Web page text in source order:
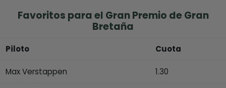
Favoritos para el Gran Premio de Gran
Bretaña
Piloto Cuota
Max Verstappen 1.30